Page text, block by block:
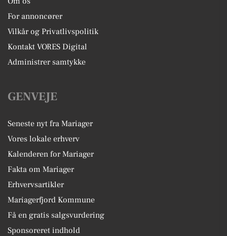
For annoncører
Vilkår og Privatlivspolitik
Kontakt VORES Digital
Administrer samtykke
GENVEJE
Seneste nyt fra Mariager
Vores lokale erhverv
Kalenderen for Mariager
Fakta om Mariager
Erhvervsartikler
Mariagerfjord Kommune
Få en gratis salgsvurdering
Sponsoreret indhold